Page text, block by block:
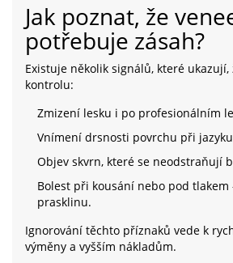
Jak poznat, že
potřebuje zásah?
Existuje několik signálů, které ukazují,
kontrolu:
Zmizení lesku i po profesionálním
Vnímení drsnosti povrchu při
Objev skvrn, které se neodstraňují
Bolest při kousání nebo pod
prasklinu.
Ignorování těchto příznaků vede k
výměny a vyšším nákladům.